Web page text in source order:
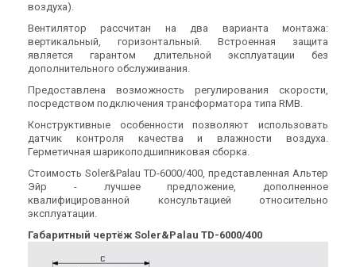
Испания
Канальный вентилятор
Soler&Palau TD-500/160
Купить
Канальный вентилятор
Soler&Palau TD-500/150
Купить
В наличии (2)
Soler&Palau TD-350/125
В наличии Оставить отзыв
воздуха).
Вентилятор рассчитан на два варианта монтажа:
вертикальный, горизонтальный. Встроенная защита
является гарантом длительной эксплуатации без
дополнительного обслуживания.
Предоставлена возможность регулирования скорости,
посредством подключения трансформатора типа RMB.
Конструктивные особенности позволяют использовать
датчик контроля качества и влажности воздуха.
Герметичная шарикоподшипниковая сборка.
Стоимость Soler&Palau TD-6000/400, представленная Альтер
Эйр - лучшее предложение, дополненное
квалифицированной консультацией относительно
эксплуатации.
Габаритный чертёж Soler&Palau TD-6000/400